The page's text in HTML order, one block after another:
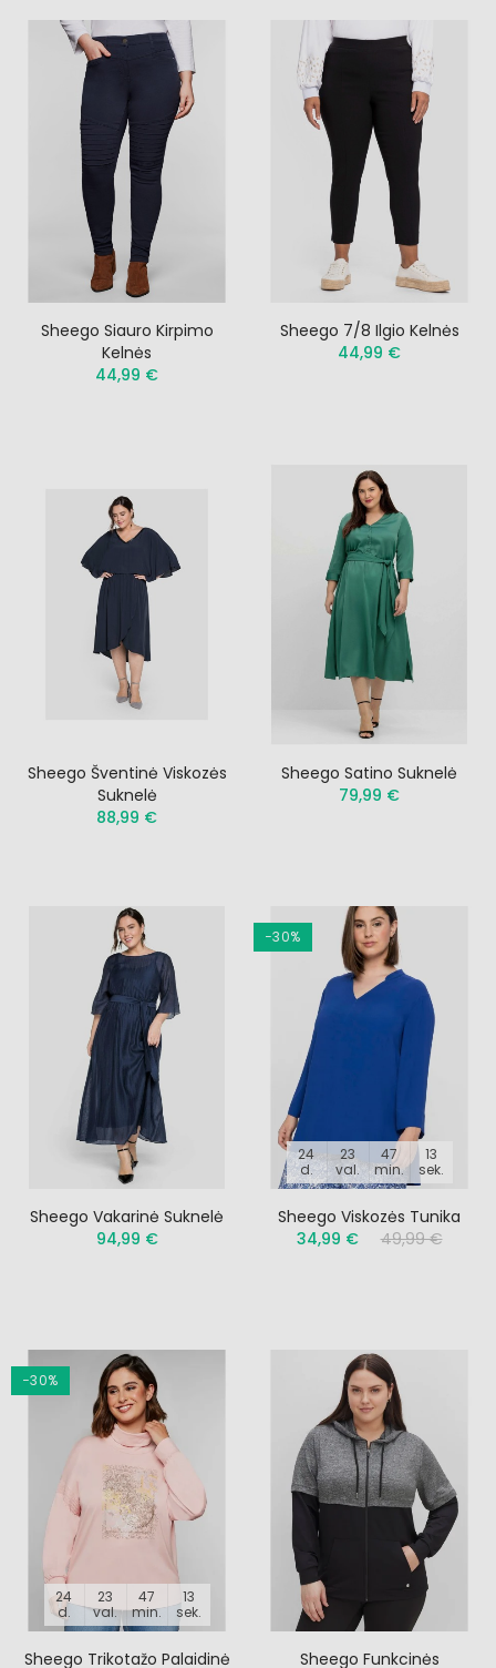
Sheego Siauro Kirpimo
Kelnės
44,99 €
Sheego 7/8 Ilgio Kelnės
44,99 €
Sheego Šventinė Viskozės
Suknelė
88,99 €
Sheego Satino Suknelė
79,99 €
Sheego Vakarinė Suknelė
94,99 €
−30%
24
d.
23
val.
47
min.
12
sek.
Sheego Viskozės Tunika
34,99 €
49,99 €
−30%
24
d.
23
val.
47
min.
12
sek.
Sheego Trikotažo Palaidinė Sheego Funkcinės